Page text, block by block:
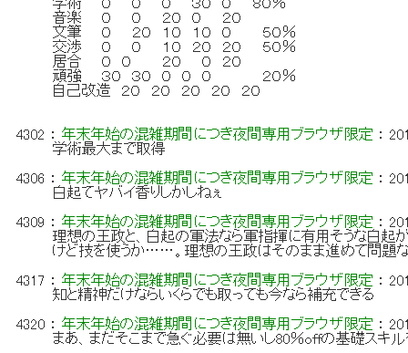
学術 ０ ０ ０ ３０ ０ ８０％
音楽 ０ ０ ２０ ０ ２０
文筆 ０ ２０ １０ １０ ０ ５０％
交渉 ０ ０ １０ ２０ ２０ ５０％
居合 ０ ０ ２０ ０ ２０
頑強 ３０ ３０ ０ ０ ０ ２０％
自己改造 ２０ ２０ ２０ ２０ ２０
4302 ：年末年始の混雑期間につき夜間専用ブラウザ限定 ：
学術最大まで取得
4306 ：年末年始の混雑期間につき夜間専用ブラウザ限定 ：
白起てヤバイ香りしかしねぇ
4309 ：年末年始の混雑期間につき夜間専用ブラウザ限定 ：
理想の王政と、白起の軍法なら軍指揮に有用そうな白起
けど技を使うか……。理想の王政はそのまま進めて問題な
4317 ：年末年始の混雑期間につき夜間専用ブラウザ限定 ：
知と精神だけならいくらでも取っても今なら補充できる
4320 ：年末年始の混雑期間につき夜間専用ブラウザ限定 ：
まあ、まだそこまで急ぐ必要は無いし80％offの基礎スキ